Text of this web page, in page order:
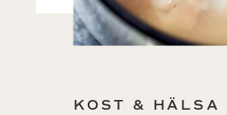
KOST & HÄLSA